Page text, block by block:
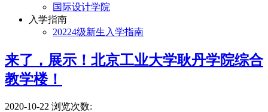
国际设计学院
入学指南
20224级新生入学指南
来了，展示！北京工业大学耿丹学院综合
教学楼！
2020-10-22 浏览次数: